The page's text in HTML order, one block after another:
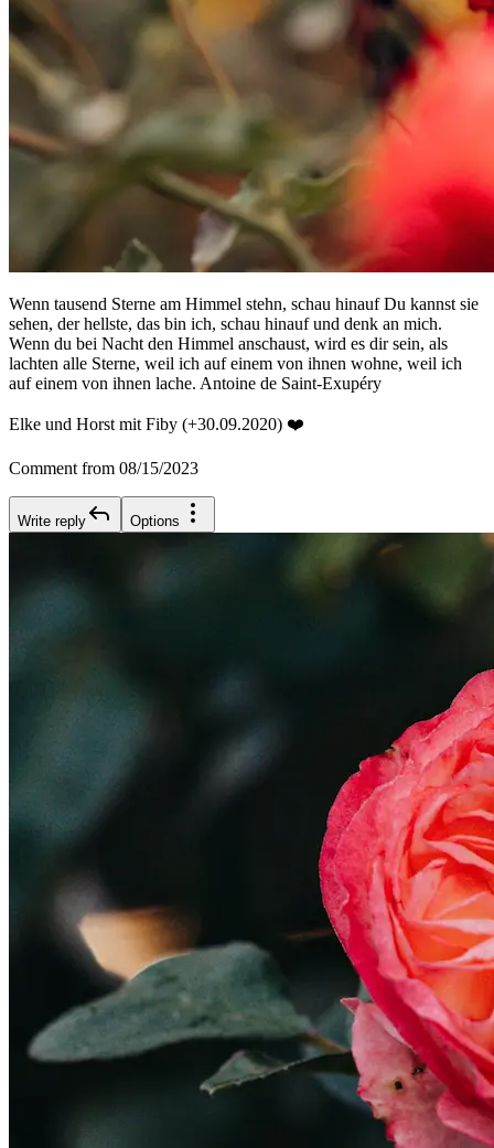
Wenn tausend Sterne am Himmel stehn, schau hinauf Du kannst sie
sehen, der hellste, das bin ich, schau hinauf und denk an mich.
Wenn du bei Nacht den Himmel anschaust, wird es dir sein, als
lachten alle Sterne, weil ich auf einem von ihnen wohne, weil ich
auf einem von ihnen lache. Antoine de Saint-Exupéry
Elke und Horst mit Fiby (+30.09.2020) ❤️
Comment from 08/15/2023
Write reply Options